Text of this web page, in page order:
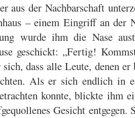
aus der Nachbarschaft
– einem Eingriff an der
wurde ihm die Nase
geschickt: „Fertig!
dass alle Leute, denen
Als er sich endlich in
konnte, blickte ihm
Gesicht entgegen.